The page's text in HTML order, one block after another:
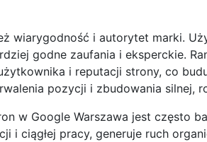
wiarygodność i autorytet marki.
godne zaufania i eksperckie.
i reputacji strony, co
pozycji i zbudowania silnej,
w Google Warszawa jest często
i ciągłej pracy, generuje ruch